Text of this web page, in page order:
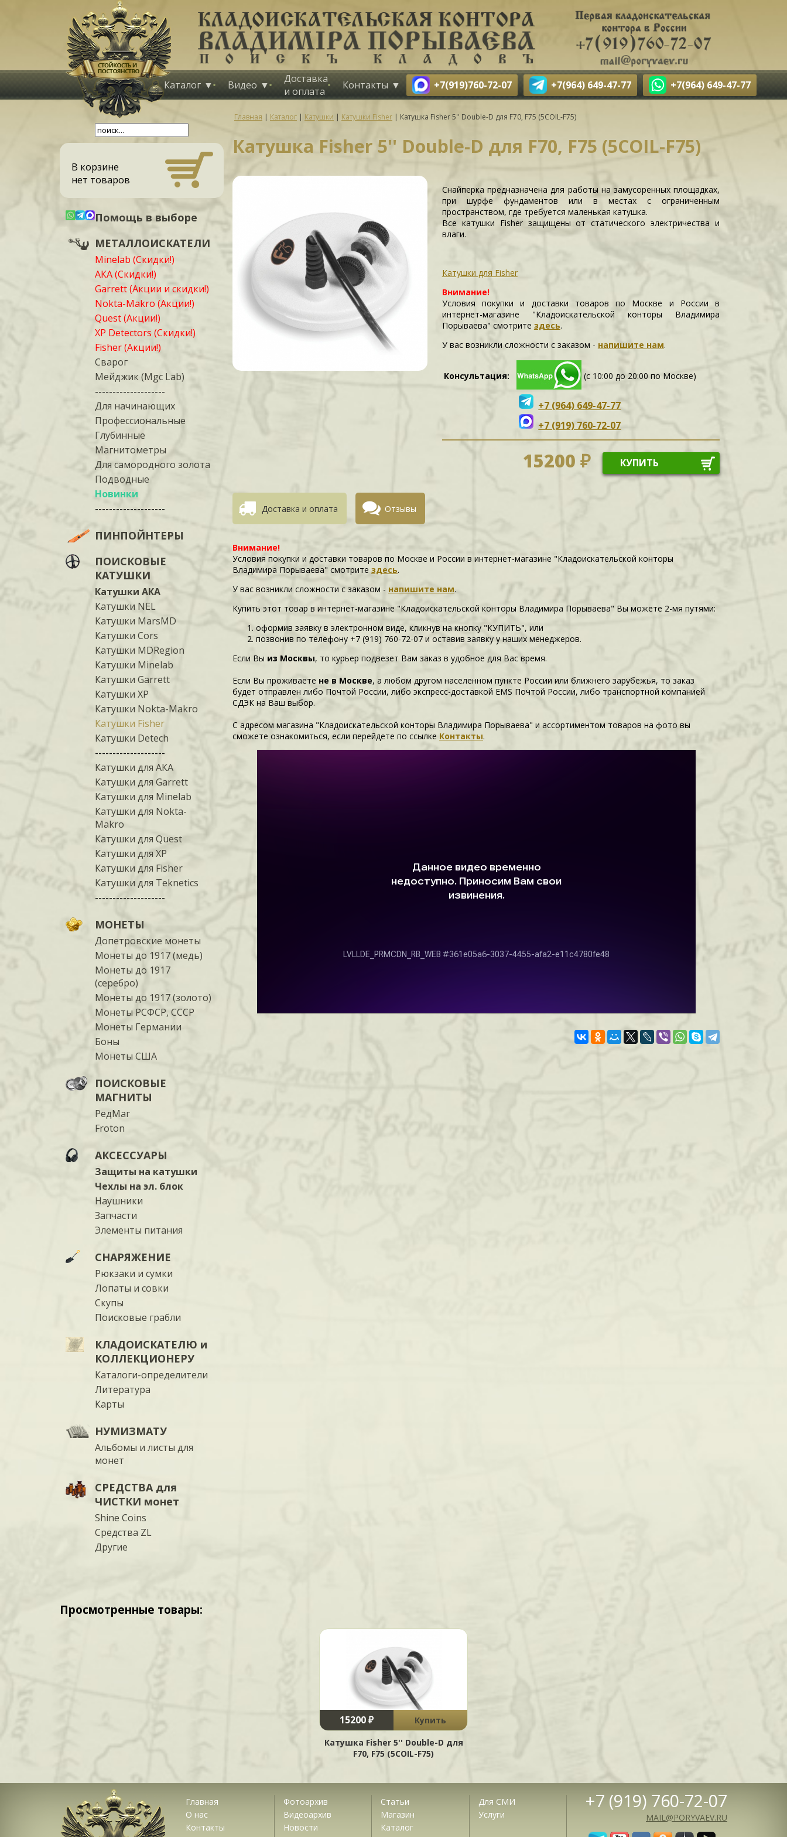
Каталог Видео
Доставка
и оплата
Контакты +7(919)760-72-07 +7(964) 649-47-77 +7(964) 649-47-77
В корзине
нет товаров
Помощь в выборе
МЕТАЛЛОИСКАТЕЛИ
Minelab (Скидки!)
АКА (Скидки!)
Garrett (Акции и скидки!)
Nokta-Makro (Акции!)
Quest (Акции!)
XP Detectors (Скидки!)
Fisher (Акции!)
Сварог
Мейджик (Mgc Lab)
--------------------
Для начинающих
Профессиональные
Глубинные
Магнитометры
Для самородного золота
Подводные
Новинки
--------------------
ПИНПОЙНТЕРЫ
ПОИСКОВЫЕ
КАТУШКИ
Катушки АКА
Катушки NEL
Катушки MarsMD
Катушки Cors
Катушки MDRegion
Катушки Minelab
Катушки Garrett
Катушки XP
Катушки Nokta-Makro
Катушки Fisher
Катушки Detech
--------------------
Катушки для АКА
Катушки для Garrett
Катушки для Minelab
Катушки для Nokta-
Makro
Катушки для Quest
Катушки для XP
Катушки для Fisher
Катушки для Teknetics
--------------------
МОНЕТЫ
Допетровские монеты
Монеты до 1917 (медь)
Монеты до 1917
(серебро)
Монеты до 1917 (золото)
Монеты РСФСР, СССР
Монеты Германии
Боны
Монеты США
ПОИСКОВЫЕ
МАГНИТЫ
РедМаг
Froton
АКСЕССУАРЫ
Защиты на катушки
Чехлы на эл. блок
Наушники
Запчасти
Элементы питания
СНАРЯЖЕНИЕ
Рюкзаки и сумки
Лопаты и совки
Скупы
Поисковые грабли
КЛАДОИСКАТЕЛЮ и
КОЛЛЕКЦИОНЕРУ
Каталоги-определители
Литература
Карты
НУМИЗМАТУ
Альбомы и листы для
монет
СРЕДСТВА для
ЧИСТКИ монет
Shine Coins
Средства ZL
Другие
Главная | Каталог | Катушки | Катушки Fisher | Катушка Fisher 5'' Double-D для F70, F75 (5COIL-F75)
Катушка Fisher 5'' Double-D для F70, F75 (5COIL-F75)
Снайперка предназначена для работы на замусоренных площадках,
при шурфе фундаментов или в местах с ограниченным
пространством, где требуется маленькая катушка.
Все катушки Fisher защищены от статического электричества и
влаги.
Катушки для Fisher
Внимание!
Условия покупки и доставки товаров по Москве и России в
интернет-магазине "Кладоискательской конторы Владимира
Порываева" смотрите здесь.
У вас возникли сложности c заказом - напишите нам.
Консультация: (с 10:00 до 20:00 по Москве)
+7 (964) 649-47-77
+7 (919) 760-72-07
15200 ₽ КУПИТЬ
Доставка и оплата Отзывы
Внимание!
Условия покупки и доставки товаров по Москве и России в интернет-магазине "Кладоискательской конторы
Владимира Порываева" смотрите здесь.
У вас возникли сложности c заказом - напишите нам.
Купить этот товар в интернет-магазине "Кладоискательской конторы Владимира Порываева" Вы можете 2-мя путями:
оформив заявку в электронном виде, кликнув на кнопку "КУПИТЬ", или
позвонив по телефону +7 (919) 760-72-07 и оставив заявку у наших менеджеров.
Если Вы из Москвы, то курьер подвезет Вам заказ в удобное для Вас время.
Если Вы проживаете не в Москве, а любом другом населенном пункте России или ближнего зарубежья, то заказ
будет отправлен либо Почтой России, либо экспресс-доставкой EMS Почтой России, либо транспортной компанией
СДЭК на Ваш выбор.
С адресом магазина "Кладоискательской конторы Владимира Порываева" и ассортиментом товаров на фото вы
сможете ознакомиться, если перейдете по ссылке Контакты.
Просмотренные товары:
15200 ₽
Купить
Катушка Fisher 5'' Double-D для
F70, F75 (5COIL-F75)
Главная
О нас
Контакты
Фотоархив
Видеоархив
Новости
Статьи
Магазин
Каталог
Для СМИ
Услуги
+7 (919) 760-72-07
MAIL@PORYVAEV.RU